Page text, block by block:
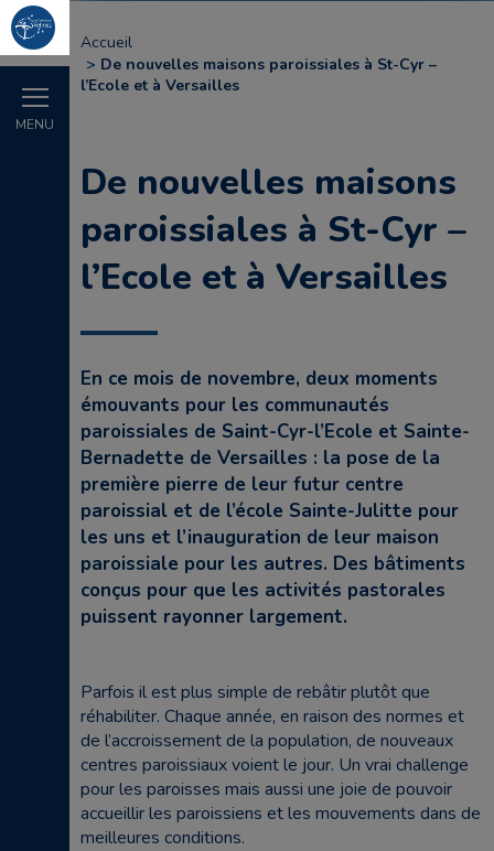
MENU
Accueil
De nouvelles maisons paroissiales à St-Cyr –
l’Ecole et à Versailles
De nouvelles maisons
paroissiales à St-Cyr –
l’Ecole et à Versailles
En ce mois de novembre, deux moments
émouvants pour les communautés
paroissiales de Saint-Cyr-l’Ecole et Sainte-
Bernadette de Versailles : la pose de la
première pierre de leur futur centre
paroissial et de l’école Sainte-Julitte pour
les uns et l’inauguration de leur maison
paroissiale pour les autres. Des bâtiments
conçus pour que les activités pastorales
puissent rayonner largement.
Parfois il est plus simple de rebâtir plutôt que
réhabiliter. Chaque année, en raison des normes et
de l’accroissement de la population, de nouveaux
centres paroissiaux voient le jour. Un vrai challenge
pour les paroisses mais aussi une joie de pouvoir
accueillir les paroissiens et les mouvements dans de
meilleures conditions.